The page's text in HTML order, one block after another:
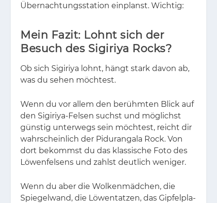
Über­nach­tungs­sta­ti­on ein­planst. Wich­tig:
Mein Fazit: Lohnt sich der
Besuch des Sigiriya Rocks?
Ob sich Si­gi­riya lohnt, hängt stark da­von ab,
was du se­hen möch­test.
Wenn du vor al­lem den be­rühm­ten Blick auf
den Si­gi­riya-Fel­sen suchst und mög­lichst
güns­tig un­ter­wegs sein möch­test, reicht dir
wahr­schein­lich der Pi­duran­ga­la Rock. Von
dort be­kommst du das klas­si­sche Foto des
Lö­wen­fel­sens und zahlst deut­lich we­ni­ger.
Wenn du aber die Wol­ken­mäd­chen, die
Spie­gel­wand, die Lö­wen­tat­zen, das Gip­fel­pla­